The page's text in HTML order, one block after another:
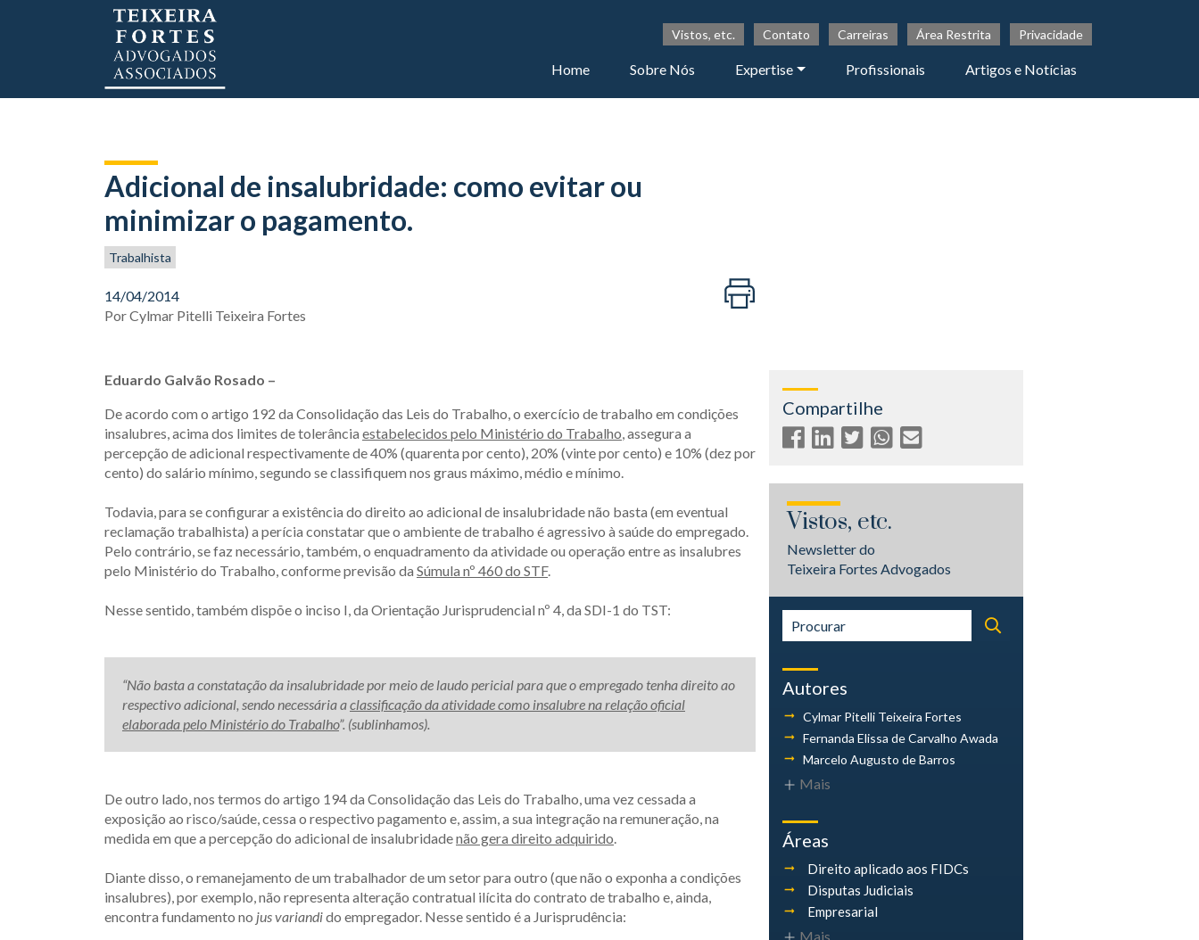
Vistos, etc. Contato Carreiras Área Restrita Privacidade
Home Sobre Nós Expertise Profissionais Artigos e Notícias
Adicional de insalubridade: como evitar ou
minimizar o pagamento.
Trabalhista
14/04/2014
PorCylmar Pitelli Teixeira Fortes
Eduardo Galvão Rosado –
De acordo com o artigo 192 da Consolidação das Leis do Trabalho, o exercício de trabalho em condições
insalubres, acima dos limites de tolerância estabelecidos pelo Ministério do Trabalho, assegura a
percepção de adicional respectivamente de 40% (quarenta por cento), 20% (vinte por cento) e 10% (dez por
cento) do salário mínimo, segundo se classifiquem nos graus máximo, médio e mínimo.
Todavia, para se configurar a existência do direito ao adicional de insalubridade não basta (em eventual
reclamação trabalhista) a perícia constatar que o ambiente de trabalho é agressivo à saúde do empregado.
Pelo contrário, se faz necessário, também, o enquadramento da atividade ou operação entre as insalubres
pelo Ministério do Trabalho, conforme previsão da Súmula nº 460 do STF.
Nesse sentido, também dispõe o inciso I, da Orientação Jurisprudencial nº 4, da SDI-1 do TST:
“Não basta a constatação da insalubridade por meio de laudo pericial para que o empregado tenha direito ao
respectivo adicional, sendo necessária aclassificação da atividade como insalubre na relação oficial
elaborada pelo Ministério do Trabalho”. (sublinhamos).
De outro lado, nos termos do artigo 194 da Consolidação das Leis do Trabalho, uma vez cessada a
exposição ao risco/saúde, cessa o respectivo pagamento e, assim, a sua integração na remuneração, na
medida em que a percepção do adicional de insalubridadenão gera direito adquirido.
Diante disso, o remanejamento de um trabalhador de um setor para outro (que não o exponha a condições
insalubres), por exemplo, não representa alteração contratual ilícita do contrato de trabalho e, ainda,
encontra fundamento no jus variandido empregador. Nesse sentido é a Jurisprudência:
Compartilhe
Vistos, etc.
Newsletter do
Teixeira Fortes Advogados
Autores
Cylmar Pitelli Teixeira Fortes
Fernanda Elissa de Carvalho Awada
Marcelo Augusto de Barros
Mais
Áreas
Direito aplicado aos FIDCs
Disputas Judiciais
Empresarial
Mais